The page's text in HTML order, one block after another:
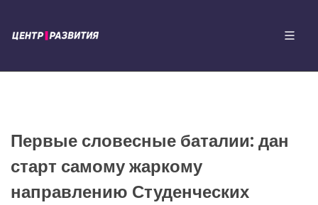
Первые словесные баталии: дан
старт самому жаркому
направлению Студенческих